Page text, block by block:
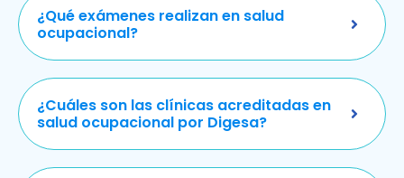
¿Qué exámenes realizan en salud
ocupacional?
¿Cuáles son las clínicas acreditadas en
salud ocupacional por Digesa?